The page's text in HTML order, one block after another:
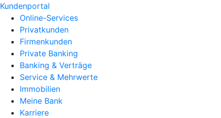
Kundenportal
Online-Services
Privatkunden
Firmenkunden
Private Banking
Banking & Verträge
Service & Mehrwerte
Immobilien
Meine Bank
Karriere